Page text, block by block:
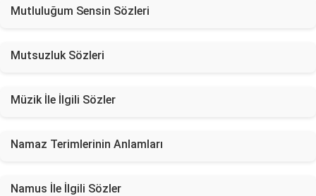
Mutluluğum Sensin Sözleri
Mutsuzluk Sözleri
Müzik İle İlgili Sözler
Namaz Terimlerinin Anlamları
Namus İle İlgili Sözler